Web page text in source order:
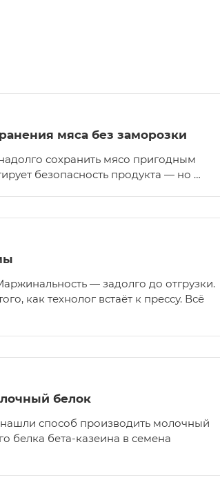
мяса без заморозки
сохранить мясо пригодным
безопасность продукта — но …
— задолго до отгрузки.
как технолог встаёт к прессу. Всё
белок
способ производить молочный
белка бета-казеина в семена